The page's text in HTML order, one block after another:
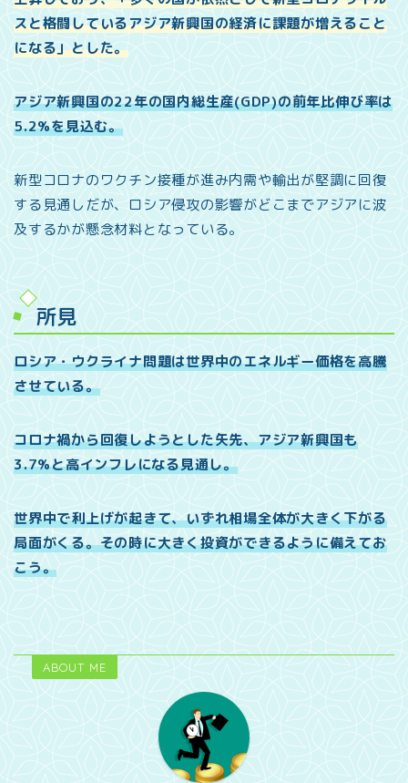
スと格闘しているアジア新興国の経済に課題が増えること
になる」とした。
アジア新興国の22年の国内総生産(GDP)の前年比伸び率は
5.2%を見込む。
新型コロナのワクチン接種が進み内需や輸出が堅調に回復
する見通しだが、ロシア侵攻の影響がどこまでアジアに波
及するかが懸念材料となっている。
所見
ロシア・ウクライナ問題は世界中のエネルギー価格を高騰
させている。
コロナ禍から回復しようとした矢先、アジア新興国も
3.7%と高インフレになる見通し。
世界中で利上げが起きて、いずれ相場全体が大きく下がる
局面がくる。その時に大きく投資ができるように備えてお
こう。
ABOUT ME